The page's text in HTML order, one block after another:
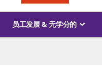
员工发展 & 无学分的